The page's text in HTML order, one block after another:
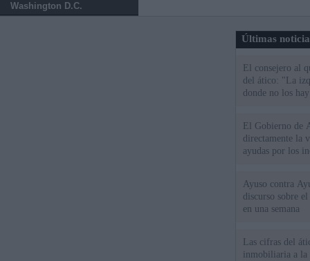
Washington D.C.
Últimas
El consejero al
del ático: "La
donde no los
El Gobierno de
directamente la
ayudas por los
Ayuso contra
discurso sobre
en una semana
Las cifras del
inmobiliaria a la